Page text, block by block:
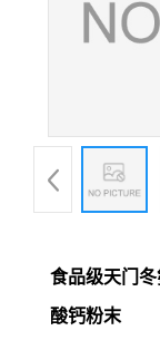
食品级天门
酸钙粉末